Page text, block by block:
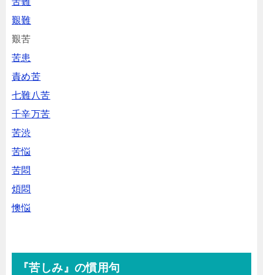
艱難
艱苦
苦患
責め苦
七難八苦
千辛万苦
苦渋
苦悩
苦悶
煩悶
懊悩
『苦しみ』の慣用句